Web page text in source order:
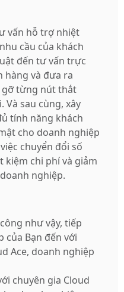
vấn hỗ trợ nhiệt
cầu của khách
đến tư vấn trực
hàng và đưa ra
từng nút thắt
Và sau cùng, xây
tính năng khách
cho doanh nghiệp
chuyển đổi số
kiệm chi phí và giảm
nghiệp.
như vậy, tiếp
của Bạn đến với
Ace, doanh nghiệp
chuyên gia Cloud